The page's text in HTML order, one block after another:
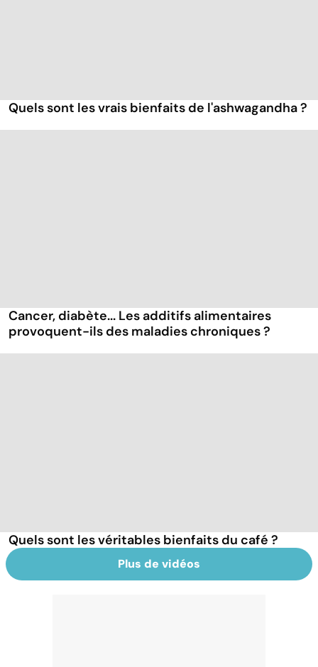
Quels sont les vrais bienfaits de l'ashwagandha ?
Cancer, diabète... Les additifs alimentaires
provoquent-ils des maladies chroniques ?
Quels sont les véritables bienfaits du café ?
Plus de vidéos